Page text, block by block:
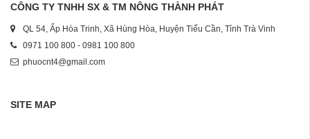
CÔNG TY TNHH SX & TM NÔNG THÀNH PHÁT
QL 54, Ấp Hòa Trinh, Xã Hùng Hòa, Huyện Tiểu Cần, Tỉnh Trà Vinh
0971 100 800 - 0981 100 800
phuocnt4@gmail.com
SITE MAP